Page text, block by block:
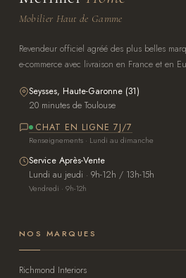
Mobilier Haut de Gamme
Revendeur officiel agréé des plus belles
e-commerce avec livraison en France et en
Seysses, Haute-Garonne (31)
20 minutes de Toulouse
CHAT EN LIGNE 7J/7
Renseignements · Lundi au dimanche
Service Après-Vente
Lundi au jeudi · 9h-12h / 13h-15h
Vendredi · 9h-12h
NOS MARQUES
Richmond Interiors